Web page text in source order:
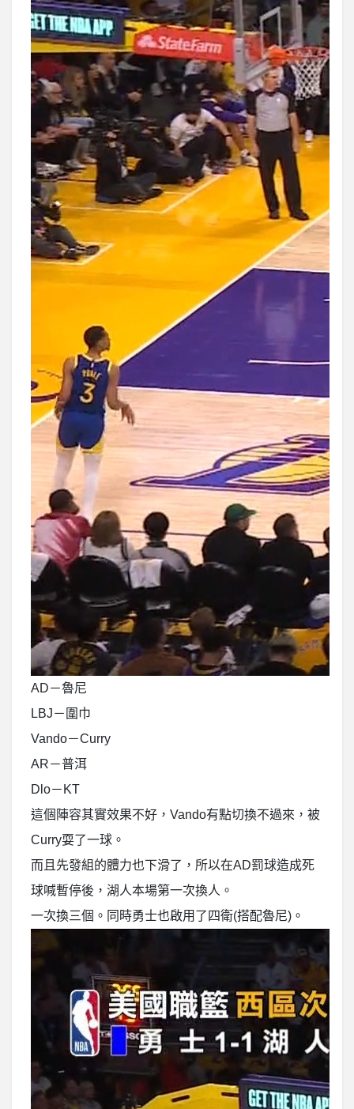
AD－魯尼
LBJ－圍巾
Vando－Curry
AR－普洱
Dlo－KT
這個陣容其實效果不好，Vando有點切換不過來，被
Curry耍了一球。
而且先發組的體力也下滑了，所以在AD罰球造成死
球喊暫停後，湖人本場第一次換人。
一次換三個。同時勇士也啟用了四衛(搭配魯尼)。